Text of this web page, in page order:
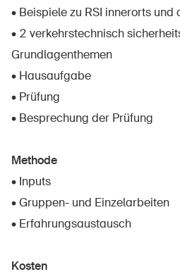
• Beispiele zu RSI innerorts und
• 2 verkehrstechnisch
Grundlagenthemen
• Hausaufgabe
• Prüfung
• Besprechung der Prüfung
Methode
• Inputs
• Gruppen- und Einzelarbeiten
• Erfahrungsaustausch
Kosten